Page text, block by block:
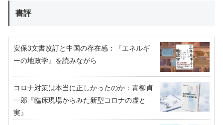
書評
安保3文書改訂と中国の存在感：『エネルギ
ーの地政学』を読みながら
コロナ対策は本当に正しかったのか：青柳貞
一郎『臨床現場からみた新型コロナの虚と
実』